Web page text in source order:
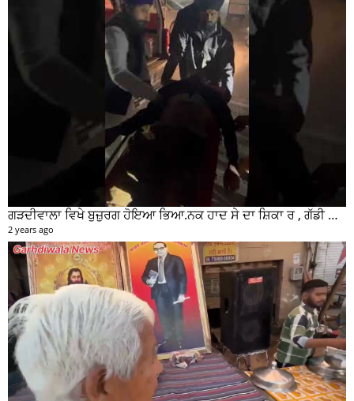
ਗੜਦੀਵਾਲਾ ਵਿਖੇ ਬੁਜ਼ੁਰਗ ਹੋਇਆ ਭਿਆ.ਨਕ ਹਾਦ ਸੇ ਦਾ ਸ਼ਿਕਾ ਰ , ਗੱਡੀ ਸਵਾਰ ਮੌਕੇ ਤੋ ਫਰਾਰ
2 years ago